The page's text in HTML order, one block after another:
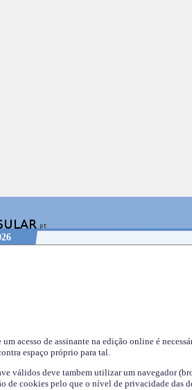
um acesso de assinante na edição online é
espaço próprio para tal.
válidos deve tambem utilizar um navegador
de cookies pelo que o nível de privacidade das